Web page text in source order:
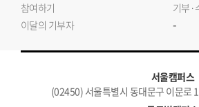
참여하기
기부·
이달의 기부자
-
서울캠퍼스
(02450) 서울특별시 동대문구 이문